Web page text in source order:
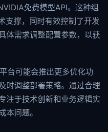
免费模型API。这种组
支撑，同时有效控制了开发
体需求调整配置参数，以获
台可能会推出更多优化功
时调整部署策略。通过合理
注于技术创新和业务逻辑实
本问题。